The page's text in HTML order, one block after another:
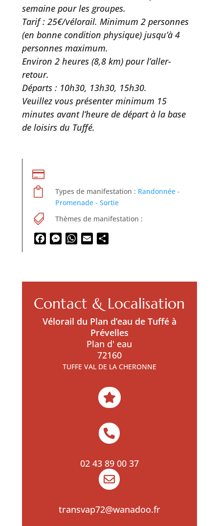
semaine pour les groupes.
Tarif : 25€/vélorail. Minimum 2 personnes
(en bonne condition physique) jusqu’à 4
personnes maximum.
Environ 2 heures (8,8 km) pour l’aller-
retour.
Départs : 10h30, 13h30, 15h30.
Veuillez vous présenter minimum 15
minutes avant l’heure de départ à la base
de loisirs du Tuffé.


Types de manifestation : Randonnée -
Promenade - Sortie
 Thèmes de manifestation :
FacebookMessenger
WhatsApp
Email
Contact & Localisation
Vélorail du Plan d’eau de Tuffé à
Prévelles
Plan d' eau
72160
TUFFE VAL DE LA CHERONNE


02 43 89 00 37

transvap72@wanadoo.fr